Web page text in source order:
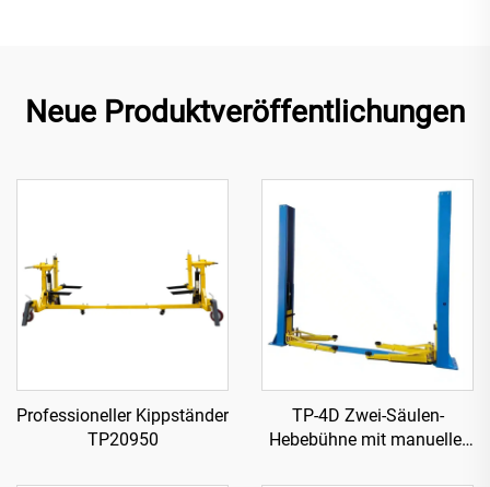
Neue Produktveröffentlichungen
Professioneller Kippständer
TP20950
TP-4D Zwei-Säulen-
Hebebühne mit manueller